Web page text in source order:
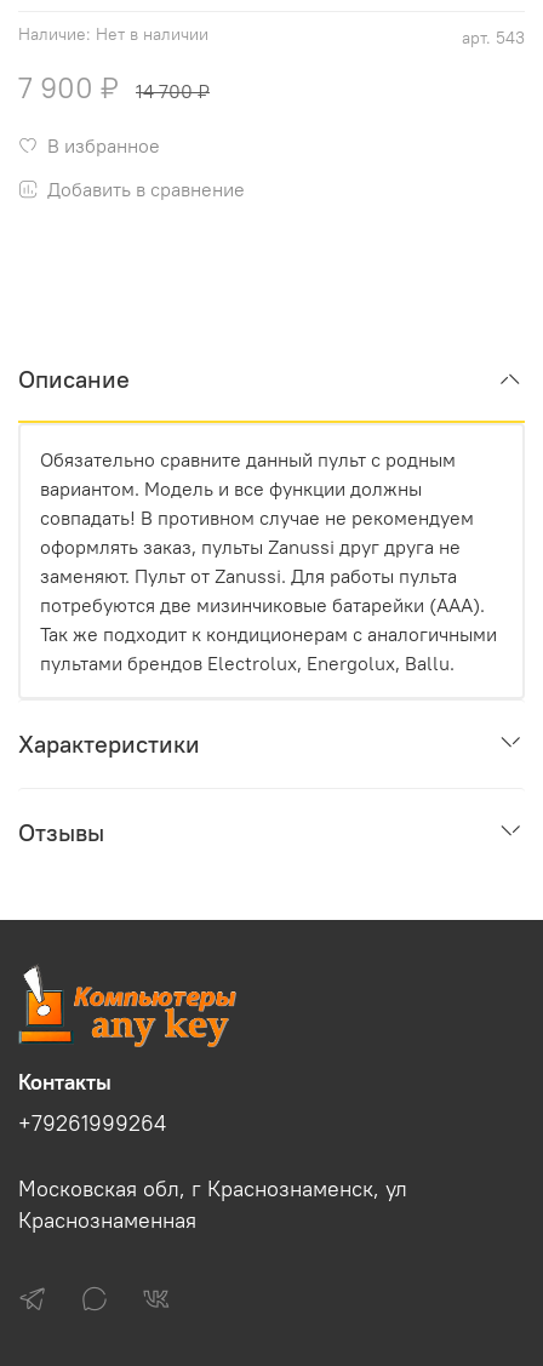
арт. 543
Наличие: Нет в наличии
7 900 ₽ 14 700 ₽
В избранное
Добавить в сравнение
Описание
Обязательно сравните данный пульт с родным
вариантом. Модель и все функции должны
совпадать! В противном случае не рекомендуем
оформлять заказ, пульты Zanussi друг друга не
заменяют. Пульт от Zanussi. Для работы пульта
потребуются две мизинчиковые батарейки (AAA).
Так же подходит к кондиционерам с аналогичными
пультами брендов Electrolux, Energolux, Ballu.
Характеристики
Отзывы
Контакты
+79261999264
Московская обл, г Краснознаменск, ул
Краснознаменная